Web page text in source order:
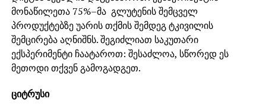
მონაწილეთა 75%–მა გლუტენის შემცველ
პროდუქტებზე უარის თქმის შემდეგ ტკივილის
შემცირება აღნიშნს. შეგიძლიათ საკუთარი
ექსპერიმენტი ჩაატაროთ: შესაძლოა, სწორედ ეს
მეთოდი თქვენ გამოგადგეთ.
ციტრუსი